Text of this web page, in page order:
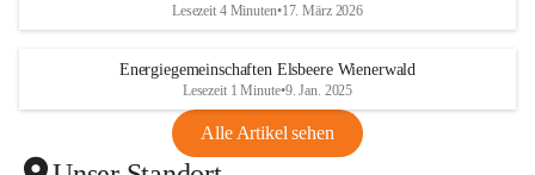
Lesezeit 4 Minuten•17. März 2026
Energiegemeinschaften Elsbeere Wienerwald
Lesezeit 1 Minute•9. Jan. 2025
Alle Artikel sehen